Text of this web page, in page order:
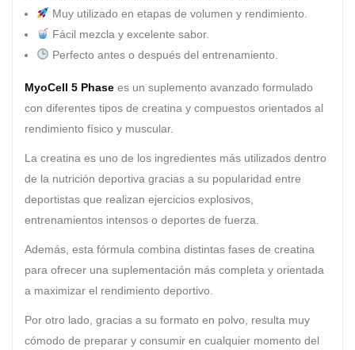
Muy utilizado en etapas de volumen y rendimiento.
Fácil mezcla y excelente sabor.
Perfecto antes o después del entrenamiento.
MyoCell 5 Phase es un suplemento avanzado formulado
con diferentes tipos de creatina y compuestos orientados al
rendimiento físico y muscular.
La creatina es uno de los ingredientes más utilizados dentro
de la nutrición deportiva gracias a su popularidad entre
deportistas que realizan ejercicios explosivos,
entrenamientos intensos o deportes de fuerza.
Además, esta fórmula combina distintas fases de creatina
para ofrecer una suplementación más completa y orientada
a maximizar el rendimiento deportivo.
Por otro lado, gracias a su formato en polvo, resulta muy
cómodo de preparar y consumir en cualquier momento del